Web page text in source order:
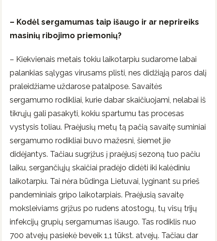
– Kodėl sergamumas taip išaugo ir ar neprireiks
masinių ribojimo priemonių?
– Kiekvienais metais tokiu laikotarpiu sudarome labai
palankias sąlygas virusams plisti, nes didžiąją paros dalį
praleidžiame uždarose patalpose. Savaitės
sergamumo rodikliai, kurie dabar skaičiuojami, nelabai iš
tikrųjų gali pasakyti, kokiu spartumu tas procesas
vystysis toliau. Praėjusių metų tą pačią savaitę suminiai
sergamumo rodikliai buvo mažesni, šiemet jie
didėjantys. Tačiau sugrįžus į praėjusį sezoną tuo pačiu
laiku, sergančiųjų skaičiai pradėjo didėti iki kalėdiniu
laikotarpiu. Tai nėra būdinga Lietuvai, lyginant su prieš
pandeminiais gripo laikotarpiais. Praėjusią savaitę
moksleiviams grįžus po rudens atostogų, tų visų trijų
infekcijų grupių sergamumas išaugo. Tas rodiklis nuo
700 atvejų pasiekė beveik 1,1 tūkst. atvejų. Tačiau dar